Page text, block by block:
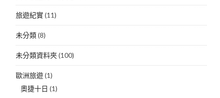
旅遊紀實(11)
未分類(8)
未分類資料夾(100)
歐洲旅遊(1)
奧捷十日 (1)